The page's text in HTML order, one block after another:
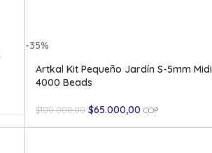
-35%
Artkal Kit Pequeño Jardín S-5mm Midi
4000 Beads
$100.000,00 $65.000,00 COP